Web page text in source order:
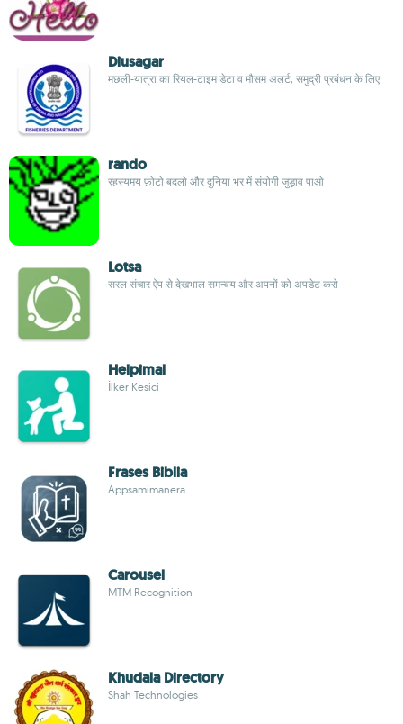
Diusagar
मछली-यात्रा का रियल-टाइम डेटा व मौसम अलर्ट, समुद्री प्रबंधन के लिए
rando
रहस्यमय फ़ोटो बदलो और दुनिया भर में संयोगी जुड़ाव पाओ
Lotsa
सरल संचार ऐप से देखभाल समन्वय और अपनों को अपडेट करो
Helpimal
İlker Kesici
Frases Biblia
Appsamimanera
Carousel
MTM Recognition
Khudala Directory
Shah Technologies